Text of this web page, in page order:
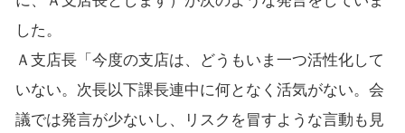
した。
Ａ支店長「今度の支店は、どうもいま一つ活性化して
いない。次長以下課長連中に何となく活気がない。会
議では発言が少ないし、リスクを冒すような言動も見